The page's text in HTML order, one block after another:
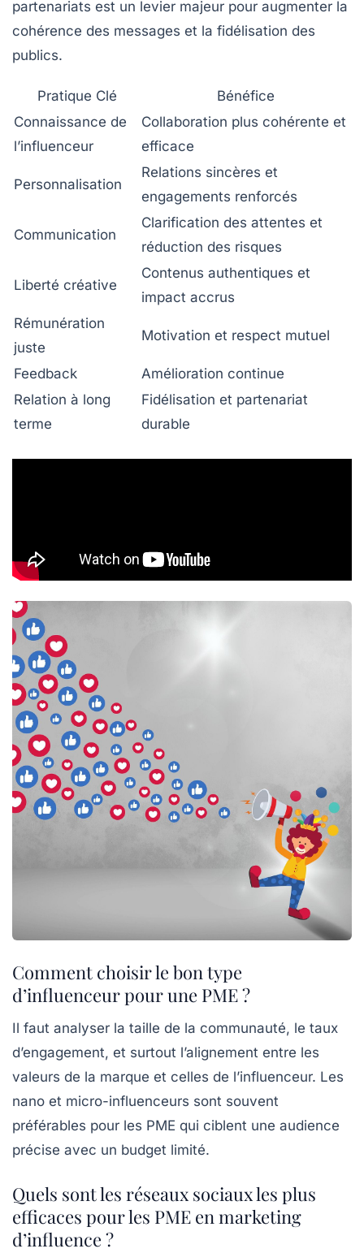
partenariats est un levier majeur pour augmenter la
cohérence des messages et la fidélisation des
publics.
Pratique Clé
Bénéfice
Connaissance de
l’influenceur
Collaboration plus cohérente et
efficace
Personnalisation
Relations sincères et
engagements renforcés
Communication
Clarification des attentes et
réduction des risques
Liberté créative
Contenus authentiques et
impact accrus
Rémunération
juste
Motivation et respect mutuel
Feedback
Amélioration continue
Relation à long
terme
Fidélisation et partenariat
durable
Comment choisir le bon type
d’influenceur pour une PME ?
Il faut analyser la taille de la communauté, le taux
d’engagement, et surtout l’alignement entre les
valeurs de la marque et celles de l’influenceur. Les
nano et micro-influenceurs sont souvent
préférables pour les PME qui ciblent une audience
précise avec un budget limité.
Quels sont les réseaux sociaux les plus
efficaces pour les PME en marketing
d’influence ?